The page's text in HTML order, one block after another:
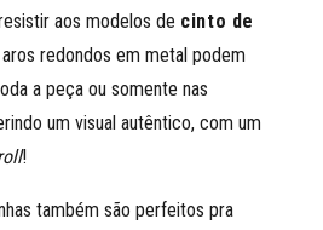
aos modelos de cinto de
redondos em metal podem
a peça ou somente nas
um visual autêntico, com um
!
também são perfeitos pra